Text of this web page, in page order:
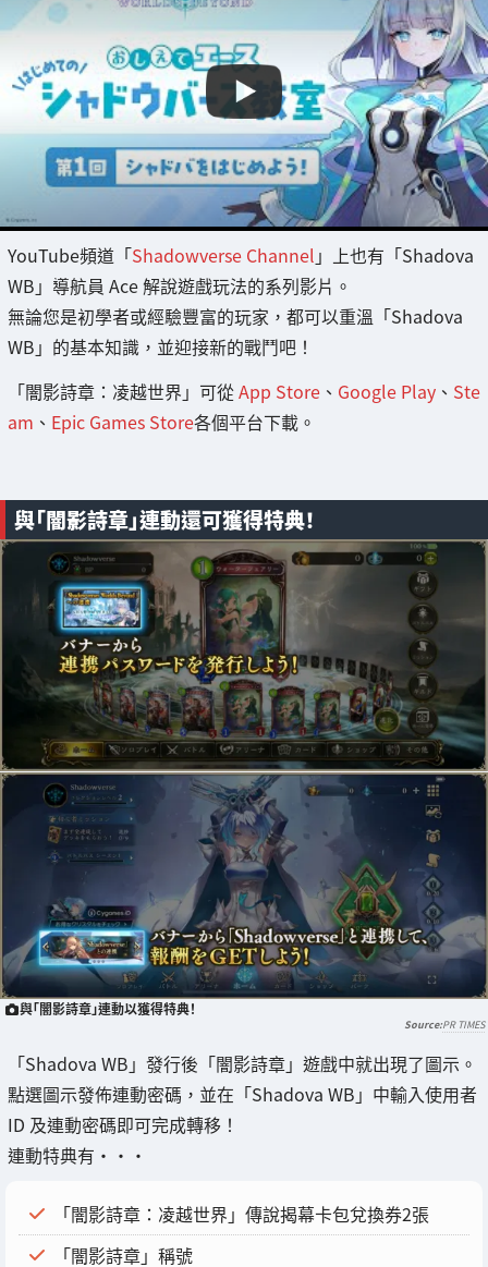
YouTube頻道「Shadowverse Channel 」上也有「Shadova
WB」導航員 Ace 解說遊戲玩法的系列影片。
無論您是初學者或經驗豐富的玩家，都可以重溫「Shadova
WB」的基本知識，並迎接新的戰鬥吧！
「闇影詩章：凌越世界」可從App Store 、 Google Play 、 Ste
am 、 Epic Games Store各個平台下載。
與「闇影詩章」連動還可獲得特典！
與「闇影詩章」連動以獲得特典！
PR TIMES
「Shadova WB」發行後「闇影詩章」遊戲中就出現了圖示。
點選圖示發佈連動密碼，並在「Shadova WB」中輸入使用者
ID 及連動密碼即可完成轉移！
連動特典有・・・
「闇影詩章：凌越世界」傳說揭幕卡包兌換券2張
「闇影詩章」稱號